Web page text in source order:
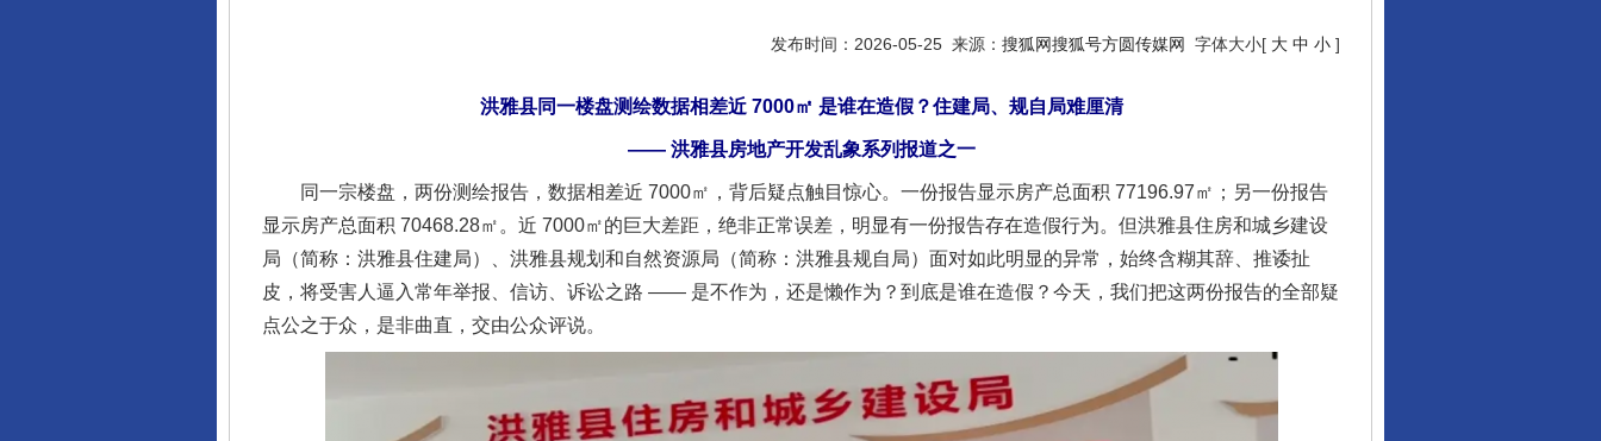
发布时间：2026-05-25 来源： 搜狐网搜狐号方圆传媒网 字体大小[ 大 中 小 ]
洪雅县同一楼盘测绘数据相差近 7000㎡ 是谁在造假？住建局、规自局难厘清
—— 洪雅县房地产开发乱象系列报道之一
同一宗楼盘，两份测绘报告，数据相差近 7000㎡，背后疑点触目惊心。一份报告显示房产总面积 77196.97㎡；另一份报告
显示房产总面积 70468.28㎡。近 7000㎡的巨大差距，绝非正常误差，明显有一份报告存在造假行为。但洪雅县住房和城乡建设
局（简称：洪雅县住建局）、洪雅县规划和自然资源局（简称：洪雅县规自局）面对如此明显的异常，始终含糊其辞、推诿扯
皮，将受害人逼入常年举报、信访、诉讼之路 —— 是不作为，还是懒作为？到底是谁在造假？今天，我们把这两份报告的全部疑
点公之于众，是非曲直，交由公众评说。